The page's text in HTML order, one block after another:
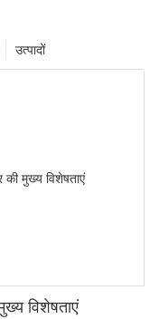
उत्पादों
विशेषताएं